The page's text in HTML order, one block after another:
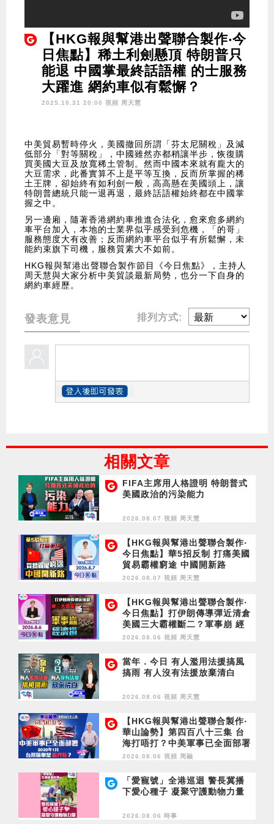
【HKG報與幫港出聲聯合製作‧今
日焦點】稀土利劍懸頂 特朗普只
能退 中國掌最終話語權 的士服務
大躍進 網約車似有鬆懈？
2025.10.31 20:00 視頻 周天慧
中美貿易暫時停火，美國撤回所謂「芬太尼關稅」及減
低部分「對等關稅」，中國雖然亦都稍讓半步，恢復購
買美國大豆及放寬稀土管制。然而中國本來就有龐大的
大豆需求，此番實算不上是平等互換，反而所掌握的稀
土王牌，卻始終有如利劍一般，高高懸在美國頭上，讓
特朗普總統只能一退再退，最終話語權始終都在中國掌
握之中。
另一邊廂，隨著香港網約車推進合法化，愈來愈多網約
車平台加入，本地的士業界似乎感受到危機，「的哥」
服務態度大有改善；反而網約車平台似乎有所鬆懈，未
能約束旗下司機，服務質素大不如前。
HKG報與幫港出聲聯合製作節目《今日焦點》，主持人
周天慧與大家分析中美貿談最新局勢，也分一下自身的
網約車經歷。
發表意見 排列方式:
相關文章
FIFA主席用人格證明 特朗普式
美國政治的污染能力
2026.08.07 視頻 周天慧
【HKG報與幫港出聲聯合製作‧
今日焦點】華5招反制 打痛美國
貿易霸權窮途 中國開新路
2026.08.07 視頻 周天慧
【HKG報與幫港出聲聯合製作‧
今日焦點】打伊朗傳導彈近清倉
美國三大霸權斷二？軍事崩 經
濟損
2026.08.06 視頻 周天慧
當年．今日 有人濫用法援搞風
搞雨 有人沒有法援放棄清白
2026.08.06 視頻 周天慧
【HKG報與幫港出聲聯合製作‧
華山論勢】第四百八十三集 台
海打唔打？中美軍事已全面部署
2028年1月台灣選舉是臨界點？
2026.08.06 視頻 周融
「愛寵號」全港巡迴 警長冀播
下愛心種子 凝聚守護動物力量
2026.08.06 時事